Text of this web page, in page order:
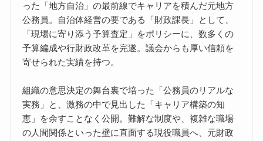
った「地方自治」の最前線でキャリアを積んだ元地方
公務員。自治体経営の要である「財政課長」として、
「現場に寄り添う予算査定」をポリシーに、数多くの
予算編成や行財政改革を完遂。議会からも厚い信頼を
寄せられた実績を持つ。
組織の意思決定の舞台裏で培った「公務員のリアルな
実務」と、激務の中で見出した「キャリア構築の知
恵」を余すことなく公開。難解な制度や、複雑な職場
の人間関係といった壁に直面する現役職員へ、元財政